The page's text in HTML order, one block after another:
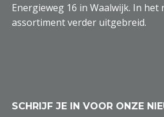
Energieweg 16 in Waalwijk. In het
assortiment verder uitgebreid.
SCHRIJF JE IN VOOR ONZE